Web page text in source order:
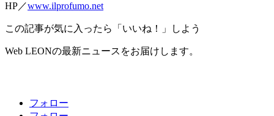
HP／www.ilprofumo.net
この記事が気に入ったら「いいね！」しよう
Web LEONの最新ニュースをお届けします。
フォロー